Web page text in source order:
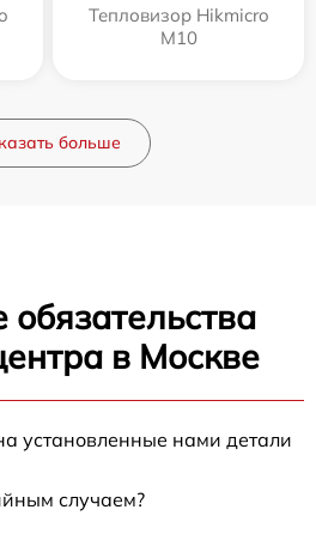
Тепловизор Hikmicro
M10
больше
в Москве
установленные нами детали
случаем?